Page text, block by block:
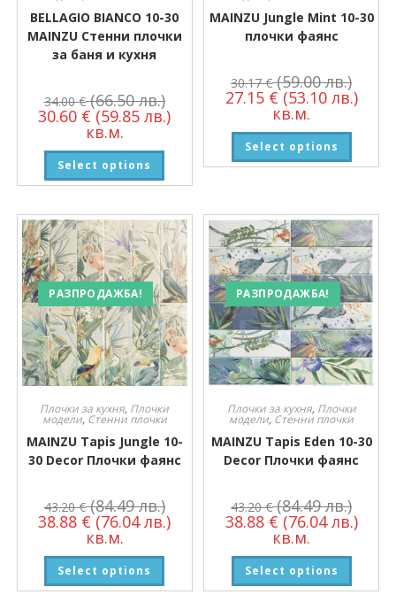
BELLAGIO BIANCO 10-30
MAINZU Стенни плочки
за баня и кухня
34.00€ (66.50 лв.)
30.60 € (59.85 лв.)
кв.м.
Select options
MAINZU Jungle Mint 10-30
плочки фаянс
30.17€ (59.00 лв.)
27.15 € (53.10 лв.)
кв.м.
Select options
РАЗПРОДАЖБА!
Плочки за кухня, Плочки
модели, Стенни плочки
MAINZU Tapis Jungle 10-
30 Decor Плочки фаянс
43.20€ (84.49 лв.)
38.88 € (76.04 лв.)
кв.м.
Select options
РАЗПРОДАЖБА!
Плочки за кухня, Плочки
модели, Стенни плочки
MAINZU Tapis Eden 10-30
Decor Плочки фаянс
43.20€ (84.49 лв.)
38.88 € (76.04 лв.)
кв.м.
Select options